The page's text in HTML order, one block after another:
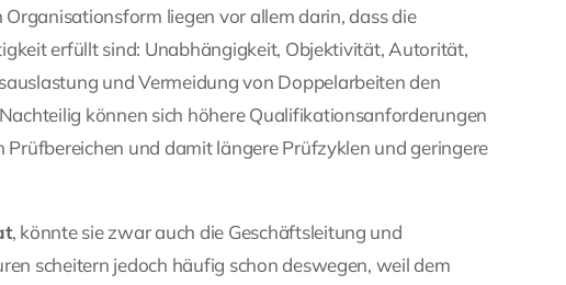
liegen vor allem darin, dass die
erfüllt sind: Unabhängigkeit, Objektivität, Autorität,
und Vermeidung von Doppelarbeiten den
können sich höhere Qualifikationsanforderungen
und damit längere Prüfzyklen und geringere
, könnte sie zwar auch die Geschäftsleitung und
scheitern jedoch häufig schon deswegen, weil dem